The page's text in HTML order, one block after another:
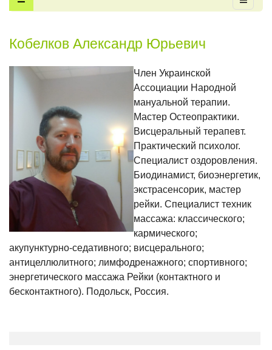
Кобелков Александр Юрьевич
Член Украинской
Ассоциации Народной
мануальной терапии.
Мастер Остеопрактики.
Висцеральный терапевт.
Практический психолог.
Специалист оздоровления.
Биодинамист, биоэнергетик,
экстрасенсорик, мастер
рейки. Специалист техник
массажа: классического;
кармического;
акупунктурно-седативного; висцерального;
антицеллюлитного; лимфодренажного; спортивного;
энергетического массажа Рейки (контактного и
бесконтактного). Подольск, Россия.